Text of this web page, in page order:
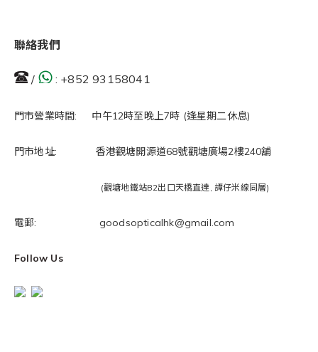
聯絡我們
/ : +852 93158041
門市營業時間: 中午12時至晚上7時 (逢星期二休息)
門市地址: 香港觀塘開源道68號觀塘廣場2樓240舖
(觀塘地鐵站B2出口天橋直達, 譚仔米線同層)
電郵: goodsopticalhk@gmail.com
Follow Us